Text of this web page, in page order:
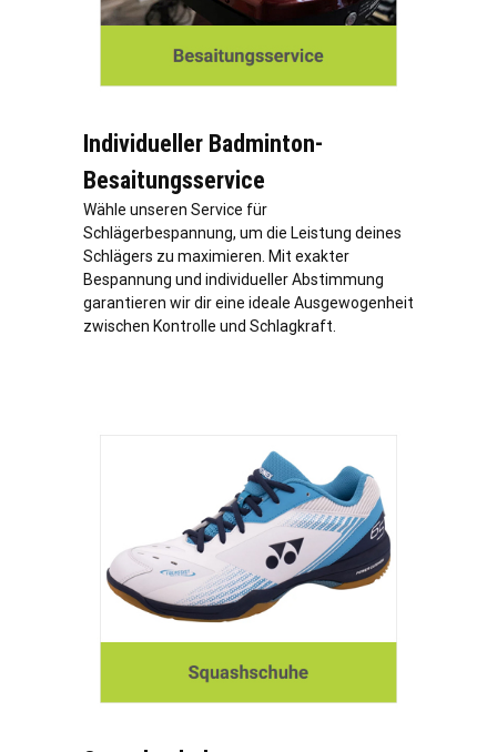
Individueller Badminton-
Besaitungsservice
Wähle unseren Service für
Schlägerbespannung, um die Leistung deines
Schlägers zu maximieren. Mit exakter
Bespannung und individueller Abstimmung
garantieren wir dir eine ideale Ausgewogenheit
zwischen Kontrolle und Schlagkraft.